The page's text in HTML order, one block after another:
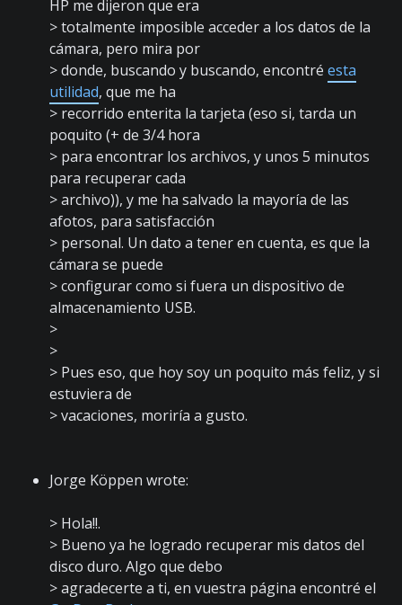
HP me dijeron que era
> totalmente imposible acceder a los datos de la
cámara, pero mira por
> donde, buscando y buscando, encontré esta
utilidad, que me ha
> recorrido enterita la tarjeta (eso si, tarda un
poquito (+ de 3/4 hora
> para encontrar los archivos, y unos 5 minutos
para recuperar cada
> archivo)), y me ha salvado la mayoría de las
afotos, para satisfacción
> personal. Un dato a tener en cuenta, es que la
cámara se puede
> configurar como si fuera un dispositivo de
almacenamiento USB.
>
>
> Pues eso, que hoy soy un poquito más feliz, y si
estuviera de
> vacaciones, moriría a gusto.
Jorge Köppen wrote:
> Hola!!.
> Bueno ya he logrado recuperar mis datos del
disco duro. Algo que debo
> agradecerte a ti, en vuestra página encontré el